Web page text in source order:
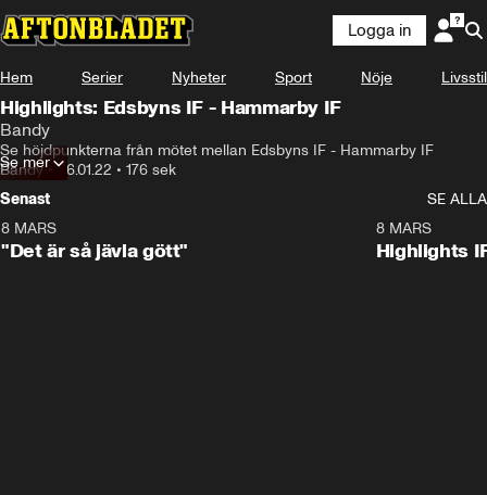
Logga in
Hem Serier Nyheter Sport Nöje Livsstil
Highlights: Edsbyns IF - Hammarby IF
Bandy
Se höjdpunkterna från mötet mellan Edsbyns IF - Hammarby IF
Bandy•26.01.22 • 176 sek
Se mer
Senast
SE ALLA
8 MARS
"Det är så jävla gött"
8 MARS
Highlights